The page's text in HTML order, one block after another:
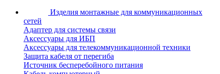
Изделия монтажные для коммуникационных
сетей
Адаптер для системы связи
Аксессуары для ИБП
Аксессуары для телекоммуникационной техники
Защита кабеля от перегиба
Источник бесперебойного питания